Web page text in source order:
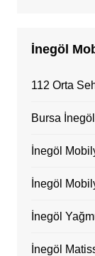
İnegöl
112 Orta
Bursa
İnegöl
İnegöl
İnegöl
İnegöl